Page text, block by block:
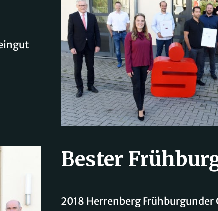
Bester
2018 Herrenberg Frühburgunder